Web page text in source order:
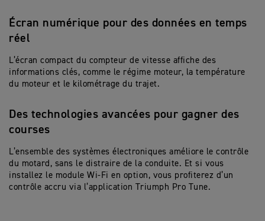
Écran numérique pour des données en temps
réel
L’écran compact du compteur de vitesse affiche des
informations clés, comme le régime moteur, la température
du moteur et le kilométrage du trajet.
Des technologies avancées pour gagner des
courses
L’ensemble des systèmes électroniques améliore le contrôle
du motard, sans le distraire de la conduite. Et si vous
installez le module Wi-Fi en option, vous profiterez d’un
contrôle accru via l’application Triumph Pro Tune.